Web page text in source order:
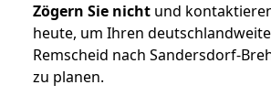
Zögern Sie nicht und
heute, um Ihren
Remscheid nach Sandersdorf-
zu planen.